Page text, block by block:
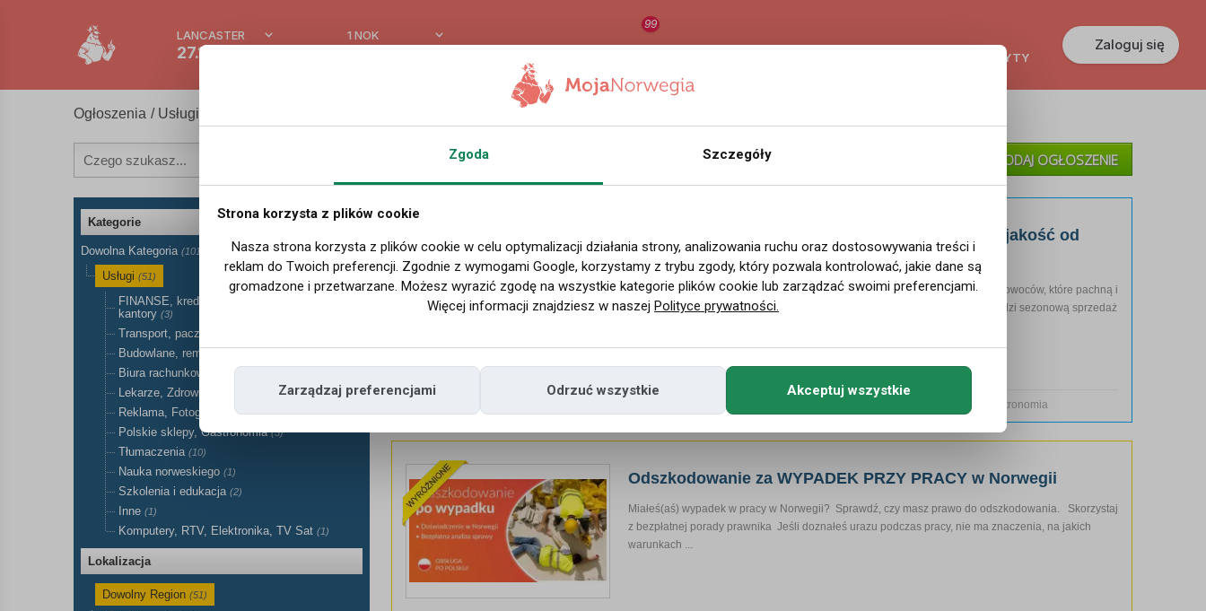
LANCASTER
27.1 °C
1 NOK
99
KREDYTY
Zaloguj się
Ogłoszenia / Usługi w Norwegii
SZUKAJ DODAJ OGŁOSZENIE
Kategorie
Dowolna Kategoria (101)
Usługi (51)
FINANSE, kredyty, ubezpieczenia, przelewy,
kantory (3)
Transport, paczki, przeprowadzki
Budowlane, remontowe
Biura rachunkowe, księgowość, prawnik
Lekarze, Zdrowie, Medycyna (5)
Reklama, Fotografia, Wideofilmowanie (2)
Polskie sklepy, Gastronomia (3)
Tłumaczenia (10)
Nauka norweskiego (1)
Szkolenia i edukacja (2)
Inne (1)
Komputery, RTV, Elektronika, TV Sat (1)
Lokalizacja
Dowolny Region (51)
Polskie Warzywa i Owoce w Norwegii - świeżość i jakość od
PAIA
Tęsknisz za smakiem prawdziwego polskiego pomidora 🍅, świeżych warzyw i owoców, które pachną i
smakują tak, jak powinny? PAIA – Polskie Warzywa i Owoce w Norwegii prowadzi sezonową sprzedaż
Polskie sklepy, Gastronomia
Odszkodowanie za WYPADEK PRZY PRACY w Norwegii
Miałeś(aś) wypadek w pracy w Norwegii? Sprawdź, czy masz prawo do odszkodowania. Skorzystaj
z bezpłatnej porady prawnika Jeśli doznałeś urazu podczas pracy, nie ma znaczenia, na jakich
warunkach ...
Zgoda Szczegóły
Strona korzysta z plików cookie
Nasza strona korzysta z plików cookie w celu optymalizacji działania strony, analizowania ruchu oraz dostosowywania treści i
reklam do Twoich preferencji. Zgodnie z wymogami Google, korzystamy z trybu zgody, który pozwala kontrolować, jakie dane są
gromadzone i przetwarzane. Możesz wyrazić zgodę na wszystkie kategorie plików cookie lub zarządzać swoimi preferencjami.
Więcej informacji znajdziesz w naszej Polityce prywatności.
Zarządzaj preferencjami Odrzuć wszystkie Akceptuj wszystkie